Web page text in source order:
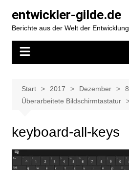
Inhalt
springen
entwickler-gilde.de
Berichte aus der Welt der Entwicklung
Start 2017 Dezember
8.
Überarbeitete Bildschirmtastatur
keyboard-all-keys